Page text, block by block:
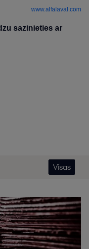
www.alfalaval.com
sazinieties ar
Visas